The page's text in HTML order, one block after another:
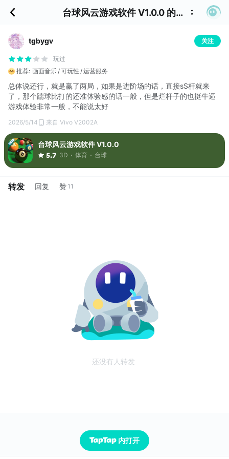
台球风云游戏软件 V1.0.0 的评价
tgbygv 关注
玩过
推荐: 画面音乐 可玩性 运营服务
总体说还行，就是赢了两局，如果是进阶场的话，直接sS杆就来
了，那个踹球比打的还准体验感的话一般，但是烂杆子的也挺牛逼
游戏体验非常一般，不能说太好
2026/5/14 来自 Vivo V2002A
台球风云游戏软件 V1.0.0
5.7 3D 体育 台球
转发 回复 赞 11
还没有人转发
内打开